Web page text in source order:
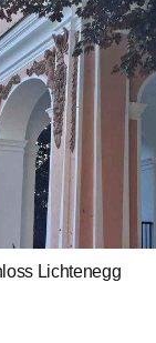
Lichtenegg